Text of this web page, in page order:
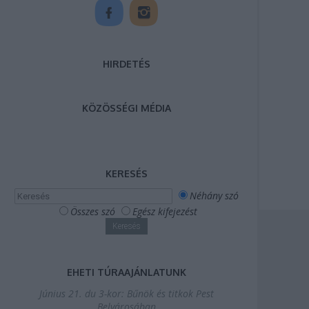
HIRDETÉS
KÖZÖSSÉGI MÉDIA
KERESÉS
Néhány szó
Összes szó
Egész kifejezést
EHETI TÚRAAJÁNLATUNK
Június 21. du 3-kor: Bűnök és titkok Pest